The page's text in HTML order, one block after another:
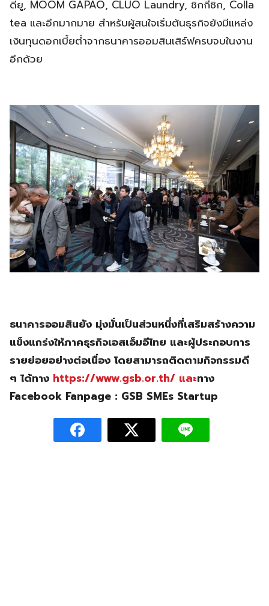
ดียู, MOOM GAPAO, CLUO Laundry, ชิกกี้ชิก, Colla
tea และอีกมากมาย สำหรับผู้สนใจเริ่มต้นธุรกิจยังมีแหล่ง
เงินทุนดอกเบี้ยต่ำจากธนาคารออมสินเสิร์ฟครบจบในงาน
อีกด้วย
ธนาคารออมสินยัง มุ่งมั่นเป็นส่วนหนึ่งที่เสริมสร้างความ
แข็งแกร่งให้ภาคธุรกิจเอสเอ็มอีไทย และผู้ประกอบการ
รายย่อยอย่างต่อเนื่อง โดยสามารถติดตามกิจกรรมดี
ๆ ได้ทาง https://www.gsb.or.th/ และทาง
Facebook Fanpage : GSB SMEs Startup